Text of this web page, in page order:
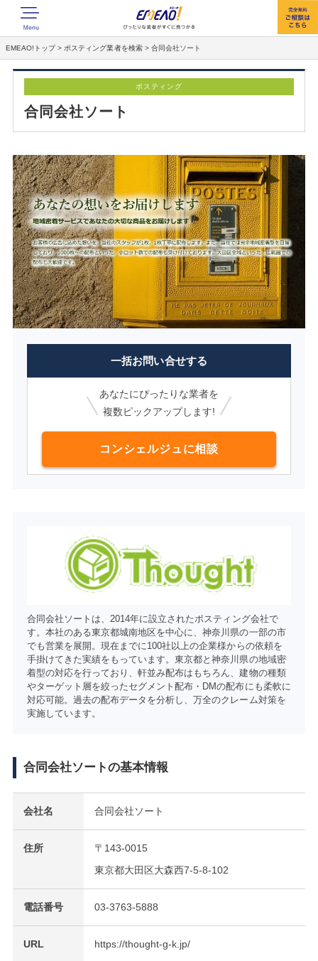
EMEAO!トップ > ポスティング業者を検索 > 合同会社ソート
ポスティング
合同会社ソート
一括お問い合せする
あなたにぴったりな業者を
複数ピックアップします!
コンシェルジュに相談
合同会社ソートは、2014年に設立されたポスティング会社で
す。本社のある東京都城南地区を中心に、神奈川県の一部の市
でも営業を展開。現在までに100社以上の企業様からの依頼を
手掛けてきた実績をもっています。東京都と神奈川県の地域密
着型の対応を行っており、軒並み配布はもちろん、建物の種類
やターゲット層を絞ったセグメント配布・DMの配布にも柔軟に
対応可能。過去の配布データを分析し、万全のクレーム対策を
実施しています。
合同会社ソートの基本情報
会社名 合同会社ソート
住所
〒143-0015
東京都大田区大森西7-5-8-102
電話番号 03-3763-5888
URL https://thought-g-k.jp/